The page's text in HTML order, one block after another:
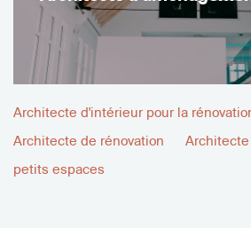
Architecte d'intérieur pour la
Architecte de rénovation
petits espaces